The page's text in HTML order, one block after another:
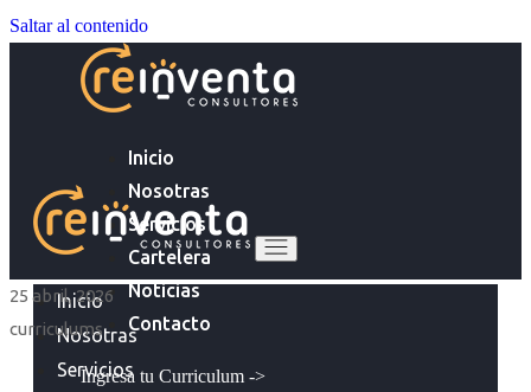
Saltar al contenido
Inicio
Nosotras
Servicios
Cartelera
Noticias
Contacto
Ingresa tu Curriculum ->
Inicio
Nosotras
Servicios
25 abril, 2026
curriculums